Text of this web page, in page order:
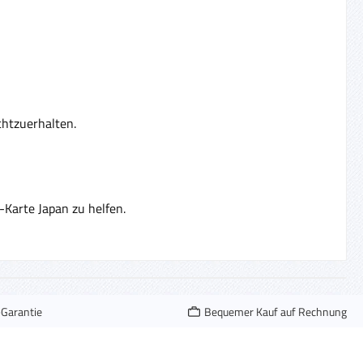
Japan zu helfen.
Bequemer Kauf auf Rechnung